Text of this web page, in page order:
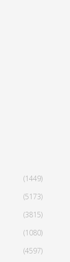
(1449)
(5173)
(3815)
(1080)
(4597)